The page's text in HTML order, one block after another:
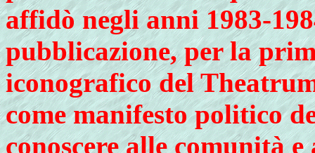
affidò negli anni 1983-
pubblicazione, per la
iconografico del
come manifesto politico
conoscere alle comunità